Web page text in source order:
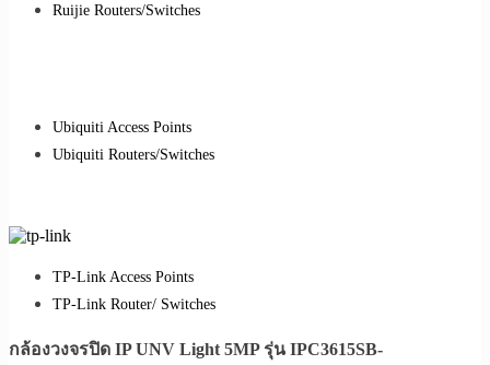
Ruijie Routers/Switches
Ubiquiti Access Points
Ubiquiti Routers/Switches
TP-Link Access Points
TP-Link Router/ Switches
กล้องวงจรปิด IP UNV Light 5MP รุ่น IPC3615SB-